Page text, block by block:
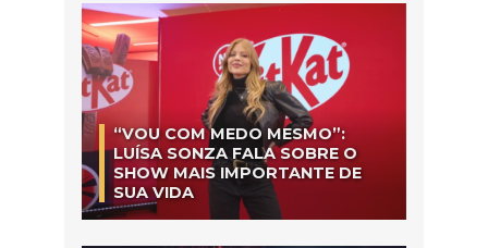
“VOU COM MEDO MESMO”:
LUÍSA SONZA FALA SOBRE O
SHOW MAIS IMPORTANTE DE
SUA VIDA